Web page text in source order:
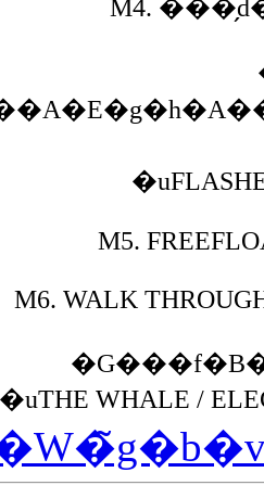
M4.
M5.
M6. WALK
�uTHE WHALE /